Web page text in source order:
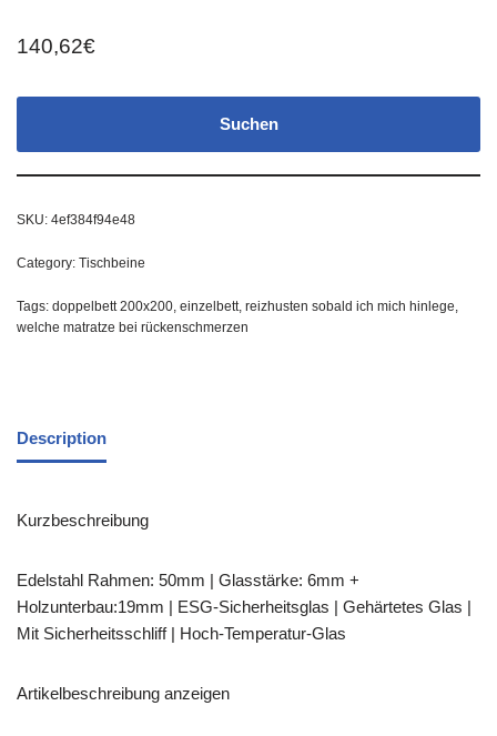
140,62€
Suchen
SKU: 4ef384f94e48
Category: Tischbeine
Tags: doppelbett 200x200, einzelbett, reizhusten sobald ich mich hinlege,
welche matratze bei rückenschmerzen
Description
Kurzbeschreibung
Edelstahl Rahmen: 50mm | Glasstärke: 6mm +
Holzunterbau:19mm | ESG-Sicherheitsglas | Gehärtetes Glas |
Mit Sicherheitsschliff | Hoch-Temperatur-Glas
Artikelbeschreibung anzeigen